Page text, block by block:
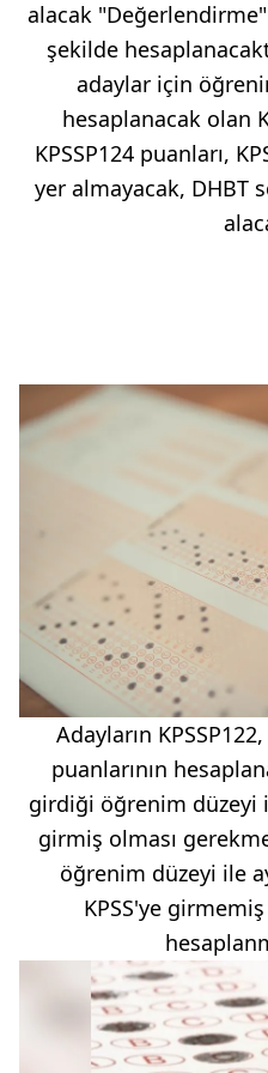
alacak
şekilde
adaylar için
hesaplanacak olan
KPSSP124 puanları,
yer almayacak, DHBT
Adayların KPSSP122,
puanlarının
girdiği öğrenim düzeyi
girmiş olması
öğrenim düzeyi ile
KPSS'ye